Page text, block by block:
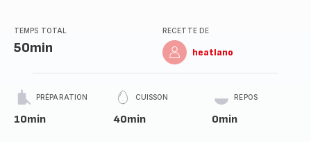
TEMPS TOTAL
50min
RECETTE DE
heatlano
PRÉPARATION
10min
CUISSON
40min
REPOS
0min